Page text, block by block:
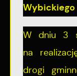
W dniu 3
na
drogi